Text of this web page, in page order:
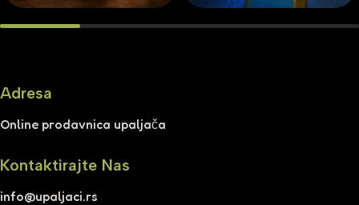
Adresa
Online prodavnica upaljača
Kontaktirajte Nas
info@upaljaci.rs